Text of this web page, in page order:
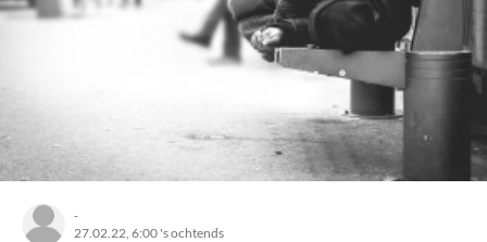
-
27.02.22, 6:00 's ochtends